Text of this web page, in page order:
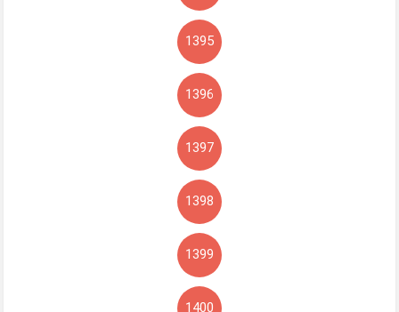
1395
1396
1397
1398
1399